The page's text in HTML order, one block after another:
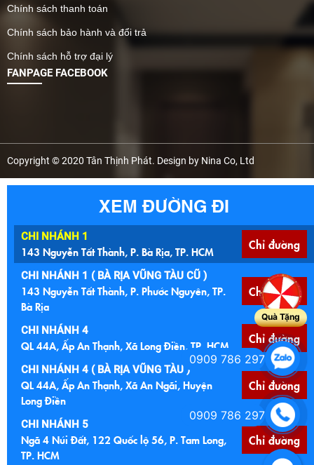
Chính sách thanh toán
Chính sách bảo hành và đổi trả
Chính sách hỗ trợ đại lý
FANPAGE FACEBOOK
Copyright © 2020 Tân Thịnh Phát. Design by Nina Co, Ltd
XEM ĐƯỜNG ĐI
CHI NHÁNH 1
143 Nguyễn Tất Thành, P. Bà Rịa, TP. HCM Chỉ đường
CHI NHÁNH 1 ( BÀ RỊA VŨNG TÀU CŨ )
143 Nguyễn Tất Thành, P. Phước Nguyên, TP.
Bà Rịa
Chỉ đường
CHI NHÁNH 4
QL 44A, Ấp An Thạnh, Xã Long Điền, TP. HCM Chỉ đường
CHI NHÁNH 4 ( BÀ RỊA VŨNG TÀU )
QL 44A, Ấp An Thạnh, Xã An Ngãi, Huyện
Long Điền
Chỉ đường
CHI NHÁNH 5
Ngã 4 Núi Đất, 122 Quốc lộ 56, P. Tam Long,
TP. HCM
Chỉ đường
Quà Tặng
0909 786 297
0909 786 297